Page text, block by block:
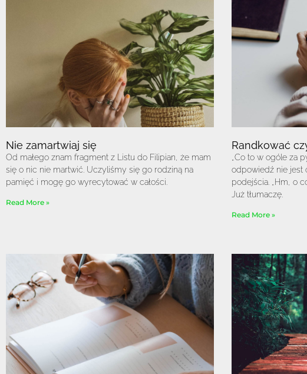
Nie zamartwiaj się
Od małego znam fragment z Listu do Filipian, że mam
się o nic nie martwić. Uczyliśmy się go rodziną na
pamięć i mogę go wyrecytować w całości.
Read More »
Randkować
„Co to w ogóle za
odpowiedź nie jest
podejścia. „Hm, o
Już tłumaczę.
Read More »